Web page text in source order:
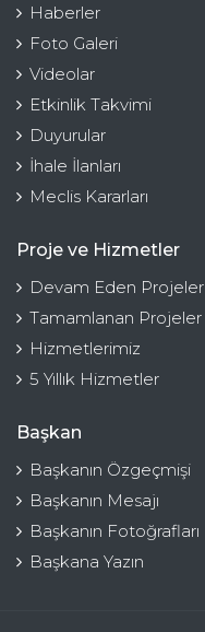
Haberler
Foto Galeri
Videolar
Etkinlik Takvimi
Duyurular
İhale İlanları
Meclis Kararları
Proje ve Hizmetler
Devam Eden Projeler
Tamamlanan Projeler
Hizmetlerimiz
5 Yıllık Hizmetler
Başkan
Başkanın Özgeçmişi
Başkanın Mesajı
Başkanın Fotoğrafları
Başkana Yazın